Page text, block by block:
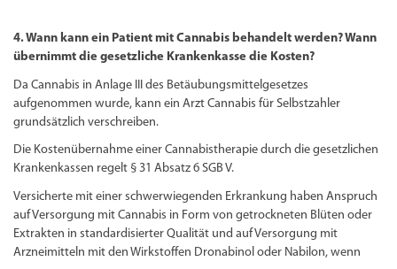
4. Wann kann ein Patient mit Cannabis behandelt werden? Wann
übernimmt die gesetzliche Krankenkasse die Kosten?
Da Cannabis in Anlage III des Betäubungsmittelgesetzes
aufgenommen wurde, kann ein Arzt Cannabis für Selbstzahler
grundsätzlich verschreiben.
Die Kostenübernahme einer Cannabistherapie durch die gesetzlichen
Krankenkassen regelt § 31 Absatz 6 SGB V.
Versicherte mit einer schwerwiegenden Erkrankung haben Anspruch
auf Versorgung mit Cannabis in Form von getrockneten Blüten oder
Extrakten in standardisierter Qualität und auf Versorgung mit
Arzneimitteln mit den Wirkstoffen Dronabinol oder Nabilon, wenn